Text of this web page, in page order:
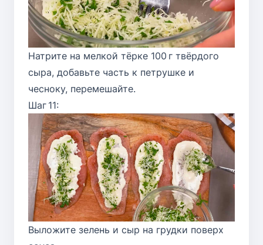
Натрите на мелкой тёрке 100 г твёрдого
сыра, добавьте часть к петрушке и
чесноку, перемешайте.
Шаг 11:
Выложите зелень и сыр на грудки поверх